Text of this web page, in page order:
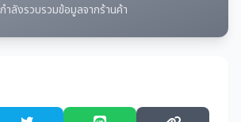
กำลังรวบรวมข้อมูลจากร้านค้า